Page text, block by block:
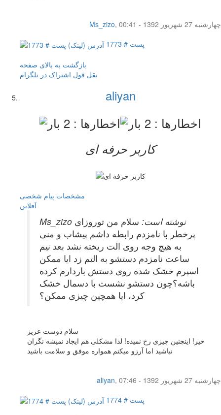
Ms_zizo,
چهار‌شنبه 27 شهریور 1392 - 00:41
پست # 1773
بازگشت به بالای صفحه
نقل قول اشتراک در تلگرام
aliyan
کاربر حرفه ای
مشخصات پیام شخصی
آفلاين
Ms_zizo نوشته است: سلام من توروزای
پرخطر با نامزدم رابطه داشم پیشاب و منی
به هیچ وجه روی الت ریخته نشد بعد نیم
ساعت نامزدم دستشو به التم زد ایا ممکن
اسپرم خشک شده روی دستش باردارم کرده
باشه؟چون دستشو نشست با دسمال خشک
کرد، ایا همچین چیزی ممکن؟
سلام دوست عزیز
خیر! اینچنین چیزی رخ نمیده! لذا مشکلی هم ایجاد نمیشه نگران
نباشید اما آرزو میکنم همواره موفق و سلامت باشید
aliyan,
چهار‌شنبه 27 شهریور 1392 - 07:46
پست # 1774